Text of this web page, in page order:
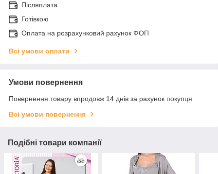
Післяплата
Готівкою
Оплата на розрахунковий рахунок ФОП
Всі умови оплати
Умови повернення
Повернення товару впродовж 14 днів за рахунок покупця
Всі умови повернення
Подібні товари компанії